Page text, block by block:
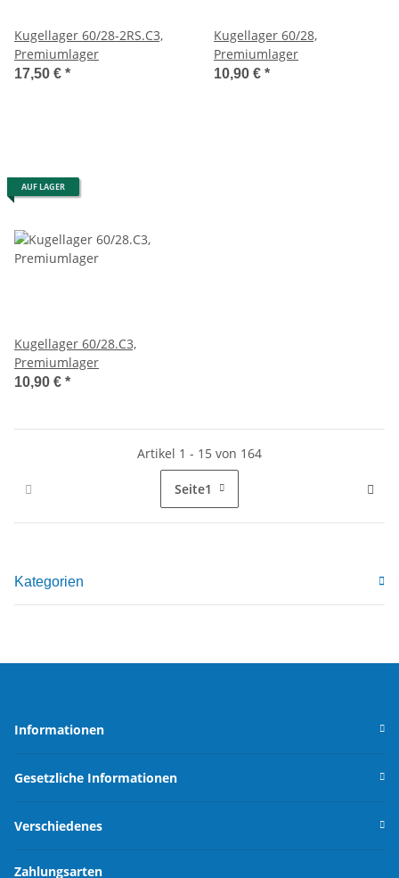
Kugellager 60/28-2RS.C3,
Premiumlager
17,50 € *
Kugellager 60/28,
Premiumlager
10,90 € *
AUF LAGER
Kugellager 60/28.C3,
Premiumlager
10,90 € *
Artikel 1 - 15 von 164
Seite1
Kategorien
Informationen
Gesetzliche Informationen
Verschiedenes
Zahlungsarten